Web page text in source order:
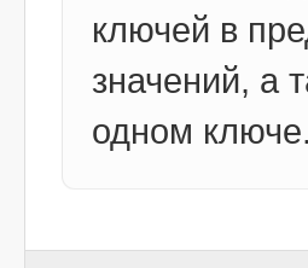
ключей в
значений, а
одном ключе.